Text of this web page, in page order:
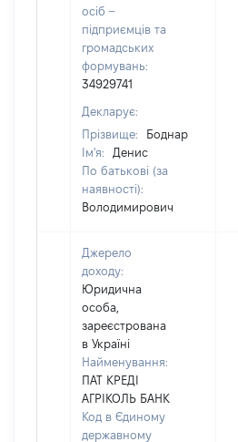
осіб –
підприємців та
громадських
формувань:
34929741
Декларує:
Прізвище:
Боднар
Ім'я:
Денис
По батькові (за
наявності):
Володимирович
Джерело
доходу:
Юридична
особа,
зареєстрована
в Україні
Найменування:
ПАТ КРЕДІ
АГРІКОЛЬ БАНК
Код в Єдиному
державному